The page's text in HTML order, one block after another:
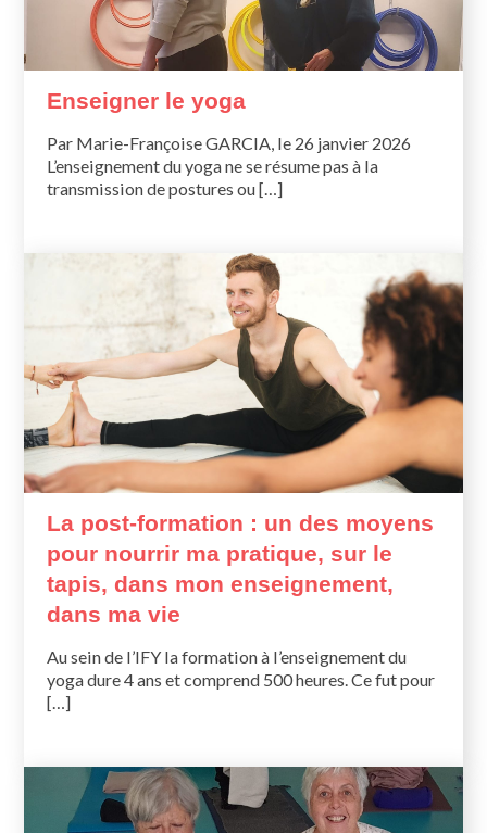
Enseigner le yoga
Par Marie-Françoise GARCIA, le 26 janvier 2026
L’enseignement du yoga ne se résume pas à la
transmission de postures ou […]
La post-formation : un des moyens
pour nourrir ma pratique, sur le
tapis, dans mon enseignement,
dans ma vie
Au sein de l’IFY la formation à l’enseignement du
yoga dure 4 ans et comprend 500 heures. Ce fut pour
[…]